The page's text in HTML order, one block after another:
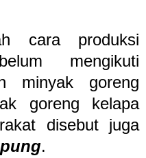
cara produksi
mengikuti
minyak goreng
goreng kelapa
disebut juga
.